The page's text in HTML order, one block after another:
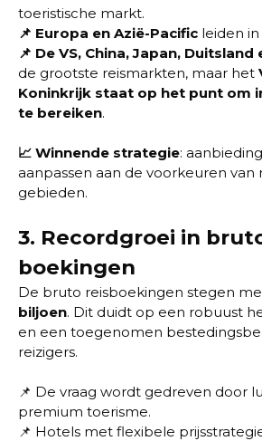
toeristische markt.
📌 Europa en Azië-Pacific leiden
📌 De VS, China, Japan, Duitsland
de grootste reismarkten, maar het
Koninkrijk staat op het punt om
te bereiken.
📈 Winnende strategie:
aanpassen aan de voorkeuren van
gebieden.
3. Recordgroei in
boekingen
De bruto reisboekingen stegen
biljoen. Dit duidt op een robuust
en een toegenomen
reizigers.
📌 De vraag wordt gedreven door
premium toerisme.
📌 Hotels met flexibele